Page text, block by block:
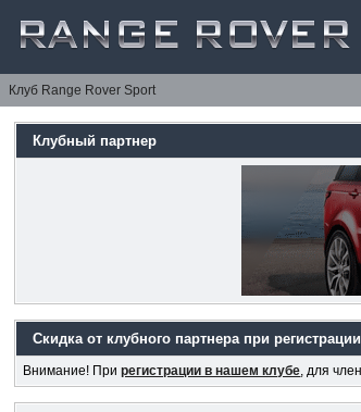
Клуб Range Rover Sport
Клубный партнер
Скидка от клубного партнера при
Внимание! Прирегистрации в нашем клубе, для